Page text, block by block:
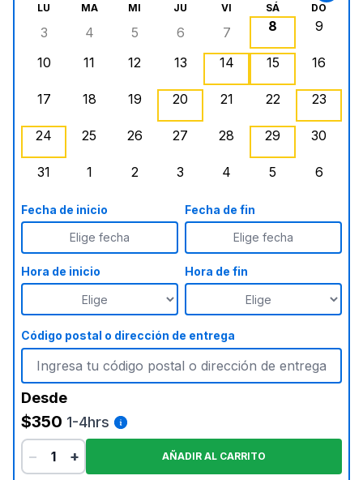
LU MA MI JU VI SÁ DO
lunes, agosto 3, 2026
3
martes, agosto 4, 2026
4
miércoles, agosto 5, 2026
5
jueves, agosto 6, 2026
6
viernes, agosto 7,
7
8
9
10
11
12
13
14
15
16
17
18
19
20
21
22
23
24
25
26
27
28
29
30
31
1
2
3
4
5
6
Fecha de inicio
Elige fecha
Fecha de fin
Elige fecha
Hora de inicio Hora de fin
Código postal o dirección de entrega
Desde
$350 1-4hrs
−
+ AÑADIR AL CARRITO